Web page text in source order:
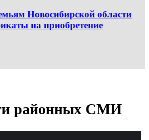
Новосибирской области
на приобретение